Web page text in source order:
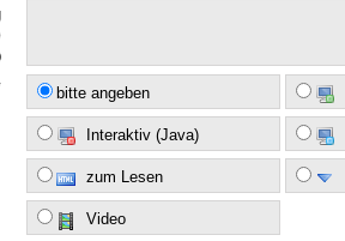
bitte angeben
Interaktiv (Java)
zum Lesen
Video